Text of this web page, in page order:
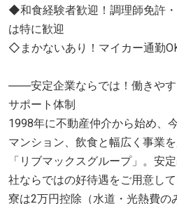
◆和食経験者歓迎！調理師免許
は特に歓迎
◇まかないあり！マイカー通勤
――安定企業ならでは！働きやす
サポート体制
1998年に不動産仲介から始め、
マンション、飲食と幅広く事業
「リブマックスグループ」。安
社ならではの好待遇をご用意し
寮は2万円控除（水道・光熱費の